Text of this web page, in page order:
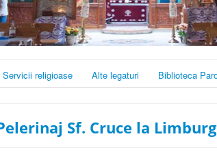
Servicii religioase Alte legaturi Biblioteca
Sf. Cruce la Limburg